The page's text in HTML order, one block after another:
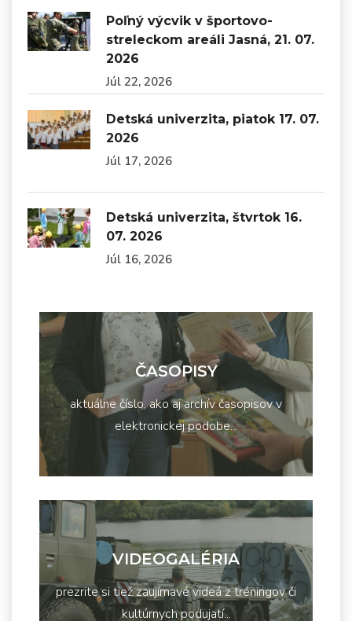
Poľný výcvik v športovo-
streleckom areáli Jasná, 21. 07.
2026
Júl 22, 2026
Detská univerzita, piatok 17. 07.
2026
Júl 17, 2026
Detská univerzita, štvrtok 16.
07. 2026
Júl 16, 2026
ČASOPISY
aktuálne číslo, ako aj archív časopisov v
elektronickej podobe...
VIDEOGALÉRIA
prezrite si tiež zaujímavé videá z tréningov či
kultúrnych podujatí...